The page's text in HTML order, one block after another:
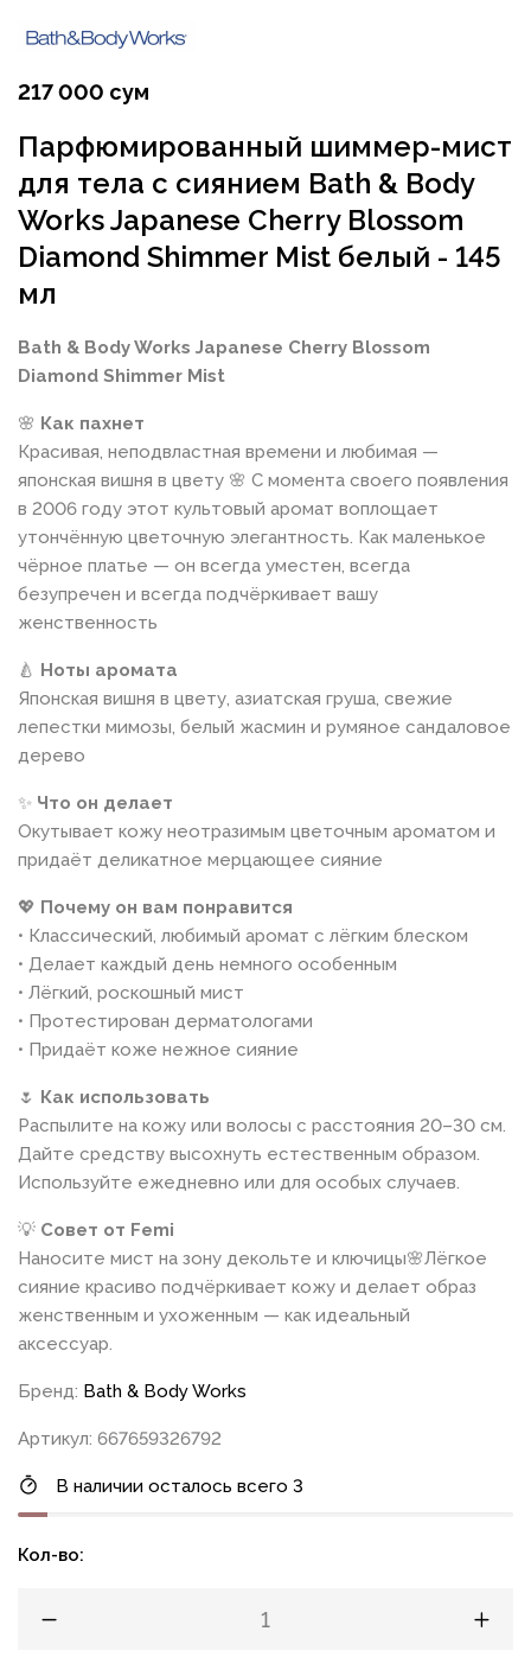
217 000 сум
Парфюмированный шиммер-мист
для тела с сиянием Bath & Body
Works Japanese Cherry Blossom
Diamond Shimmer Mist белый - 145
мл
Bath & Body Works Japanese Cherry Blossom
Diamond Shimmer Mist
🌸 Как пахнет
Красивая, неподвластная времени и любимая —
японская вишня в цвету 🌸 С момента своего появления
в 2006 году этот культовый аромат воплощает
утончённую цветочную элегантность. Как маленькое
чёрное платье — он всегда уместен, всегда
безупречен и всегда подчёркивает вашу
женственность
🍐 Ноты аромата
Японская вишня в цвету, азиатская груша, свежие
лепестки мимозы, белый жасмин и румяное сандаловое
дерево
✨ Что он делает
Окутывает кожу неотразимым цветочным ароматом и
придаёт деликатное мерцающее сияние
💖 Почему он вам понравится
• Классический, любимый аромат с лёгким блеском
• Делает каждый день немного особенным
• Лёгкий, роскошный мист
• Протестирован дерматологами
• Придаёт коже нежное сияние
🌷 Как использовать
Распылите на кожу или волосы с расстояния 20–30 см.
Дайте средству высохнуть естественным образом.
Используйте ежедневно или для особых случаев.
💡 Совет от Femi
Наносите мист на зону декольте и ключицы🌸Лёгкое
сияние красиво подчёркивает кожу и делает образ
женственным и ухоженным — как идеальный
аксессуар.
Бренд: Bath & Body Works
Артикул: 667659326792
В наличии осталось всего 3
Кол-во: